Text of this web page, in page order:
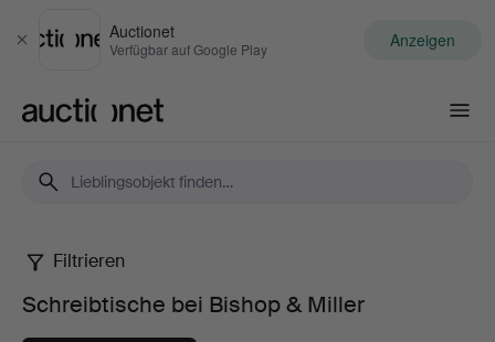
Schließen
Auctionet
Verfügbar auf Google Play Anzeigen
Schreibtische
bei
Filtrieren
Schreibtische bei Bishop & Miller